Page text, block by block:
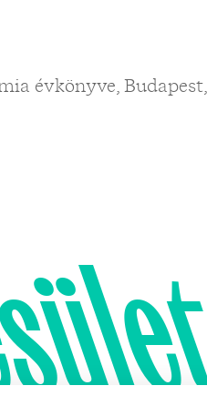
évkönyve, Budapest,